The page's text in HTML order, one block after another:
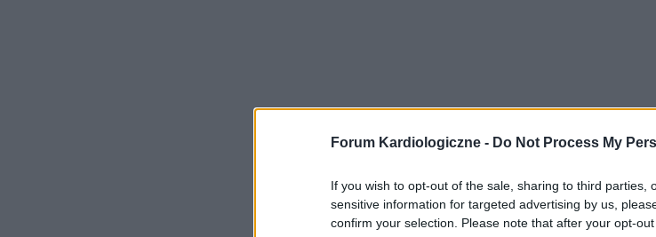
Forum Kardiologiczne - Do Not Process My
If you wish to opt-out of the sale, sharing to third parties,
sensitive information for targeted advertising by us,
confirm your selection. Please note that after your opt-